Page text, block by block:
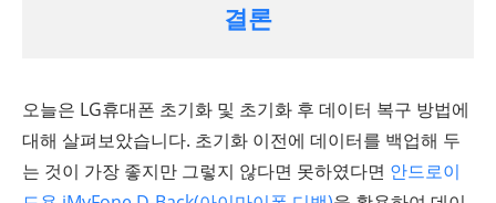
결론
오늘은 LG휴대폰 초기화 및 초기화 후 데이터 복구 방법에
대해 살펴보았습니다. 초기화 이전에 데이터를 백업해 두
는 것이 가장 좋지만 그렇지 않다면 못하였다면 안드로이